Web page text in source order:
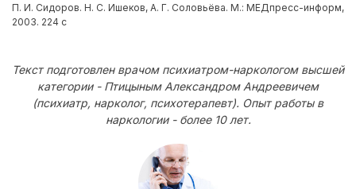
П. И. Сидоров. Н. С. Ишеков, А. Г. Соловьёва. М.: МЕДпресс-информ,
2003. 224 с
Текст подготовлен врачом психиатром-наркологом высшей
категории - Птицыным Александром Андреевичем
(психиатр, нарколог, психотерапевт). Опыт работы в
наркологии - более 10 лет.